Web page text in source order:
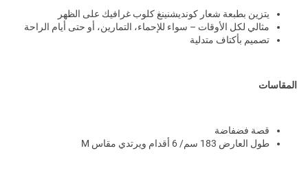
يتزين بطبعة شعار كونديشنينغ كلوب غرافيك على الظهر
مثالي لكل الأوقات – سواء للإحماء، التمارين، أو حتى أيام الراحة
تصميم بأكتاف متدلية
المقاسات
قصة فضفاضة
طول العارض 183 سم/ 6 أقدام ويرتدي مقاس M